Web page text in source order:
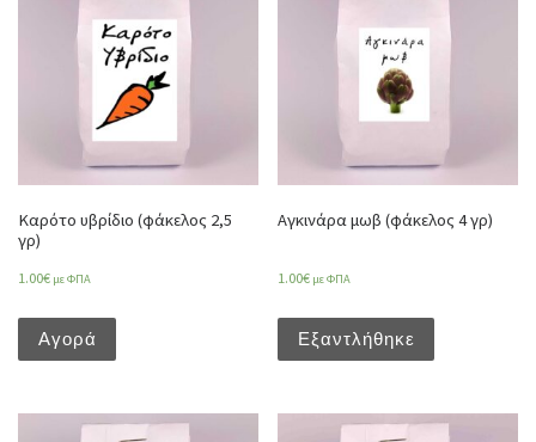
Καρότο υβρίδιο (φάκελος 2,5
γρ)
1.00€ με ΦΠΑ
Αγορά
Αγκινάρα μωβ (φάκελος 4 γρ)
1.00€ με ΦΠΑ
Εξαντλήθηκε